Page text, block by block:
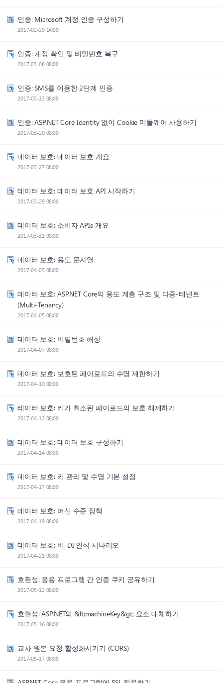
인증: Microsoft 계정 인증 구성하기
2017-02-20 14:00
인증: 계정 확인 및 비밀번호 복구
2017-03-06 08:00
인증: SMS를 이용한 2단계 인증
2017-03-13 08:00
인증: ASP.NET Core Identity 없이 Cookie 미들웨어 사용하기
2017-03-20 08:00
데이터 보호: 데이터 보호 개요
2017-03-27 08:00
데이터 보호: 데이터 보호 API 시작하기
2017-03-29 08:00
데이터 보호: 소비자 APIs 개요
2017-03-31 08:00
데이터 보호: 용도 문자열
2017-04-03 08:00
데이터 보호: ASP.NET Core의 용도 계층 구조 및 다중-테넌트
(Multi-Tenancy)
2017-04-05 08:00
데이터 보호: 비밀번호 해싱
2017-04-07 08:00
데이터 보호: 보호된 페이로드의 수명 제한하기
2017-04-10 08:00
테이터 보호: 키가 취소된 페이로드의 보호 해제하기
2017-04-12 08:00
데이터 보호: 데이터 보호 구성하기
2017-04-14 08:00
데이터 보호: 키 관리 및 수명 기본 설정
2017-04-17 08:00
데이터 보호: 머신 수준 정책
2017-04-19 08:00
데이터 보호: 비-DI 인식 시나리오
2017-04-21 08:00
호환성: 응용 프로그램 간 인증 쿠키 공유하기
2017-05-12 08:00
호환성: ASP.NET의 &lt;machineKey&gt; 요소 대체하기
2017-05-16 08:00
교차 원본 요청 활성화시키기 (CORS)
2017-05-17 08:00